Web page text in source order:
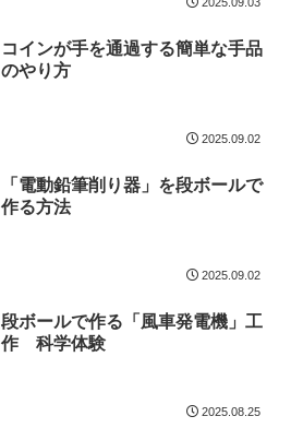
コインが手を通過する簡単な手品
のやり方
2025.09.02
「電動鉛筆削り器」を段ボールで
作る方法
2025.09.02
段ボールで作る「風車発電機」工
作 科学体験
2025.08.25